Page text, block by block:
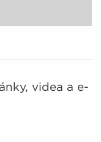
videa a e-